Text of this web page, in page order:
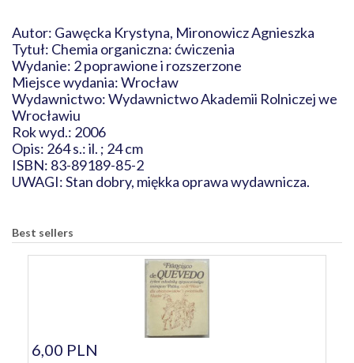
Autor: Gawęcka Krystyna, Mironowicz Agnieszka
Tytuł: Chemia organiczna: ćwiczenia
Wydanie: 2 poprawione i rozszerzone
Miejsce wydania: Wrocław
Wydawnictwo: Wydawnictwo Akademii Rolniczej we
Wrocławiu
Rok wyd.: 2006
Opis: 264 s.: il. ; 24 cm
ISBN: 83-89189-85-2
UWAGI: Stan dobry, miękka oprawa wydawnicza.
Best sellers
6,00 PLN